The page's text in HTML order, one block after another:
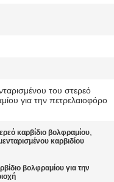
του στερεό
για την πετρελαιοφόρο
καρβίδιο βολφραμίου,
καρβιδίου
βολφραμίου για την